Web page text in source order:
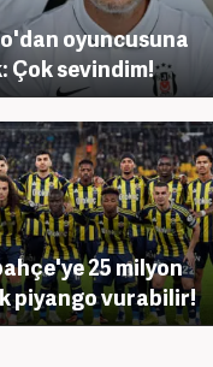
oyuncusuna
Çok sevindim!
25 milyon
piyango vurabilir!